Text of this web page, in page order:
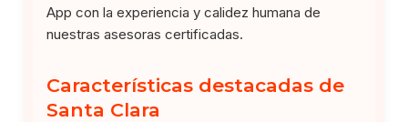
App con la experiencia y calidez humana de
nuestras asesoras certificadas.
Características destacadas de
Santa Clara